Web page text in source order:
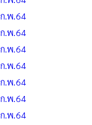
.พ.64
.พ.64
.พ.64
.พ.64
.พ.64
.พ.64
.พ.64